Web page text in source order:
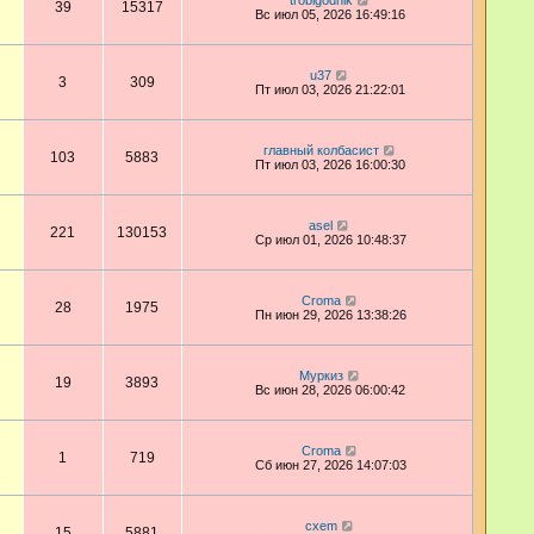
39 15317
Вс июл 05, 2026 16:49:16
3 309
u37
Пт июл 03, 2026 21:22:01
103 5883
главный колбасист
Пт июл 03, 2026 16:00:30
221 130153
asel
Ср июл 01, 2026 10:48:37
28 1975
Croma
Пн июн 29, 2026 13:38:26
19 3893
Муркиз
Вс июн 28, 2026 06:00:42
1 719
Croma
Сб июн 27, 2026 14:07:03
cxem